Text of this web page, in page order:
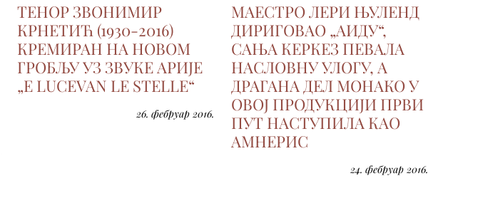
ТЕНОР ЗВОНИМИР
КРНЕТИЋ (1930-2016)
КРЕМИРАН НА НОВОМ
ГРОБЉУ УЗ ЗВУКЕ АРИЈЕ
„E LUCEVAN LE STELLE“
26. фебруар 2016.
МАЕСТРО ЛЕРИ ЊУЛЕНД
ДИРИГОВАО „АИДУ“,
САЊА КЕРКЕЗ ПЕВАЛА
НАСЛОВНУ УЛОГУ, А
ДРАГАНA ДЕЛ МОНАКО У
ОВОЈ ПРОДУКЦИЈИ ПРВИ
ПУТ НАСТУПИЛА КАО
АМНЕРИС
24. фебруар 2016.